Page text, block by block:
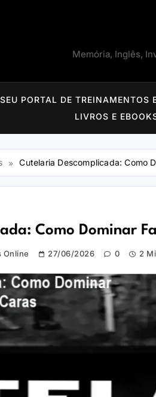
Memória, Inglês,
PORTAL DE TREINAMENTOS
LIVROS E
Cutelaria Descomplicada: Como
Como Dominar
Online 27/06/2026 0 2